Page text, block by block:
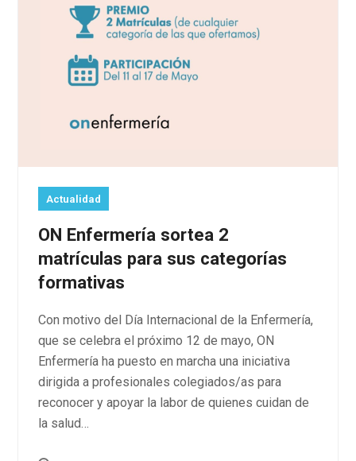
Actualidad
ON Enfermería sortea 2
matrículas para sus categorías
formativas
Con motivo del Día Internacional de la Enfermería,
que se celebra el próximo 12 de mayo, ON
Enfermería ha puesto en marcha una iniciativa
dirigida a profesionales colegiados/as para
reconocer y apoyar la labor de quienes cuidan de
la salud…